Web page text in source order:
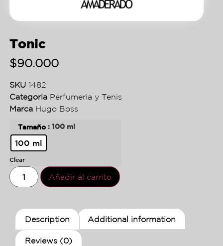
Tonic
$90.000
SKU 1482
Categoria Perfumeria y Tenis
Marca Hugo Boss
Tamaño : 100 ml
100 ml
Clear
Añadir al carrito
Description Additional information
Reviews (0)